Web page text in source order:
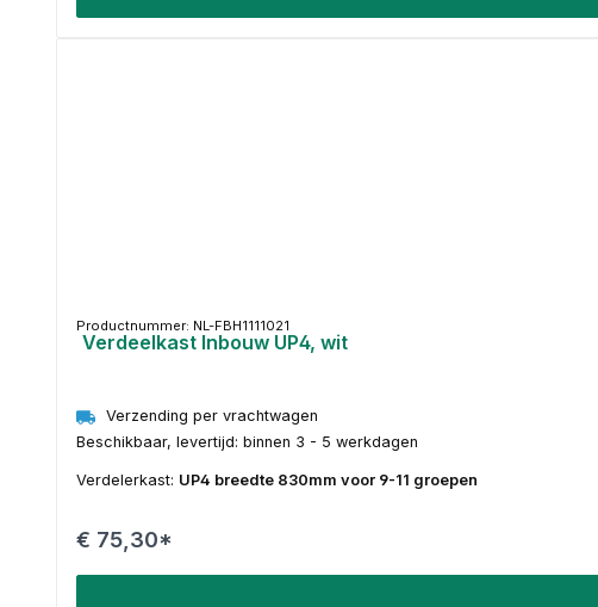
Productnummer: NL-FBH1111021
Verdeelkast Inbouw UP4, wit
Verzending per vrachtwagen
Beschikbaar, levertijd: binnen 3 - 5 werkdagen
Verdelerkast: UP4 breedte 830mm voor 9-11 groepen
€ 75,30*